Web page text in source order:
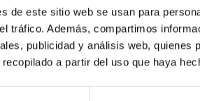
de este sitio web se usan para
tráfico. Además, compartimos
publicidad y análisis web, quienes
recopilado a partir del uso que haya